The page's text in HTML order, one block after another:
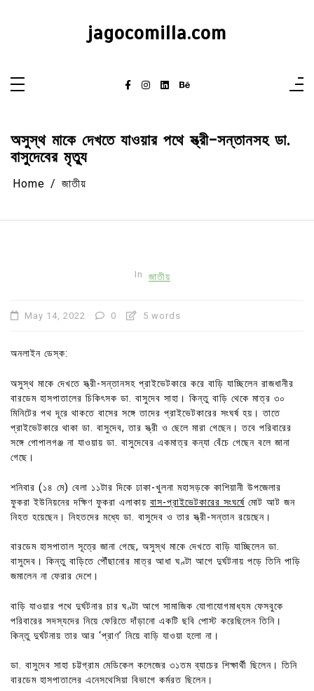
jagocomilla.com
অসুস্থ মাকে দেখতে যাওয়ার পথে স্ত্রী-সন্তানসহ ডা.
বাসুদেবের মৃত্যু
Home জাতীয়
In জাতীয়
May 14, 2022 0 5 words
অনলাইন ডেস্ক:
অসুস্থ মাকে দেখতে স্ত্রী-সন্তানসহ প্রাইভেটকারে করে বাড়ি যাচ্ছিলেন রাজধানীর
বারডেম হাসপাতালের চিকিৎসক ডা. বাসুদেব সাহা। কিন্তু বাড়ি থেকে মাত্র ৩০
মিনিটের পথ দূরে থাকতে বাসের সঙ্গে তাদের প্রাইভেটকারের সংঘর্ষ হয়। তাতে
প্রাইভেটকারে থাকা ডা. বাসুদেব, তার স্ত্রী ও ছেলে মারা গেছেন। তবে পরিবারের
সঙ্গে গোপালগঞ্জ না যাওয়ায় ডা. বাসুদেবের একমাত্র কন্যা বেঁচে গেছেন বলে জানা
গেছে।
শনিবার (১৪ মে) বেলা ১১টার দিকে ঢাকা-খুলনা মহাসড়কে কাশিয়ানী উপজেলার
ফুকরা ইউনিয়নের দক্ষিণ ফুকরা এলাকায় বাস-প্রাইভেটকারের সংঘর্ষে মোট আট জন
নিহত হয়েছেন। নিহতদের মধ্যে ডা. বাসুদেব ও তার স্ত্রী-সন্তান রয়েছেন।
বারডেম হাসপাতাল সূত্রে জানা গেছে, অসুস্থ মাকে দেখতে বাড়ি যাচ্ছিলেন ডা.
বাসুদেব। কিন্তু বাড়িতে পৌঁছানোর মাত্র আধা ঘণ্টা আগে দুর্ঘটনায় পড়ে তিনি পাড়ি
জমালেন না ফেরার দেশে।
বাড়ি যাওয়ার পথে দুর্ঘটনার চার ঘণ্টা আগে সামাজিক যোগাযোগমাধ্যম ফেসবুকে
পরিবারের সদস্যদের নিয়ে ফেরিতে দাঁড়ানো একটি ছবি পোস্ট করেছিলেন তিনি।
কিন্তু দুর্ঘটনায় তার আর ‘প্রাণ’ নিয়ে বাড়ি যাওয়া হলো না।
ডা. বাসুদেব সাহা চট্টগ্রাম মেডিকেল কলেজের ৩১তম ব্যাচের শিক্ষার্থী ছিলেন। তিনি
বারডেম হাসপাতালের এনেসথেসিয়া বিভাগে কর্মরত ছিলেন।